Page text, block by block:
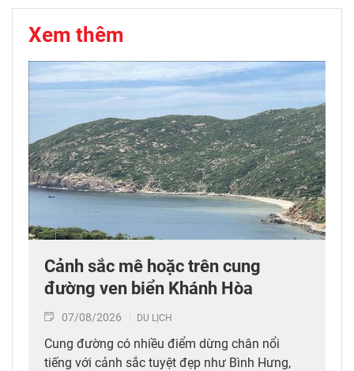
Xem thêm
Cảnh sắc mê hoặc trên cung
đường ven biển Khánh Hòa
07/08/2026 DU LỊCH
Cung đường có nhiều điểm dừng chân nổi
tiếng với cảnh sắc tuyệt đẹp như Bình Hưng,